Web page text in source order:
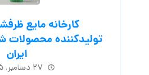
کارخانه مایع
تولیدکننده محصولات
ایران
۲۷ دسامبر, ۲۰۲۵